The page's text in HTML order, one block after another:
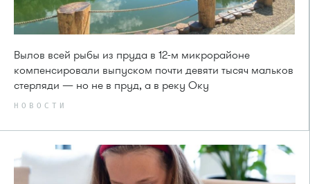
Вылов всей рыбы из пруда в 12-м микрорайоне
компенсировали выпуском почти девяти тысяч мальков
стерляди — но не в пруд, а в реку Оку
НОВОСТИ